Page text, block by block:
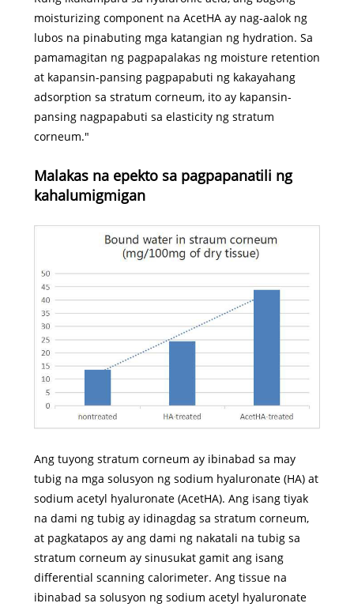
moisturizing component na AcetHA ay nag-aalok ng
lubos na pinabuting mga katangian ng hydration. Sa
pamamagitan ng pagpapalakas ng moisture retention
at kapansin-pansing pagpapabuti ng kakayahang
adsorption sa stratum corneum, ito ay kapansin-
pansing nagpapabuti sa elasticity ng stratum
corneum."
Malakas na epekto sa pagpapanatili ng
kahalumigmigan
Ang tuyong stratum corneum ay ibinabad sa may
tubig na mga solusyon ng sodium hyaluronate (HA) at
sodium acetyl hyaluronate (AcetHA). Ang isang tiyak
na dami ng tubig ay idinagdag sa stratum corneum,
at pagkatapos ay ang dami ng nakatali na tubig sa
stratum corneum ay sinusukat gamit ang isang
differential scanning calorimeter. Ang tissue na
ibinabad sa solusyon ng sodium acetyl hyaluronate